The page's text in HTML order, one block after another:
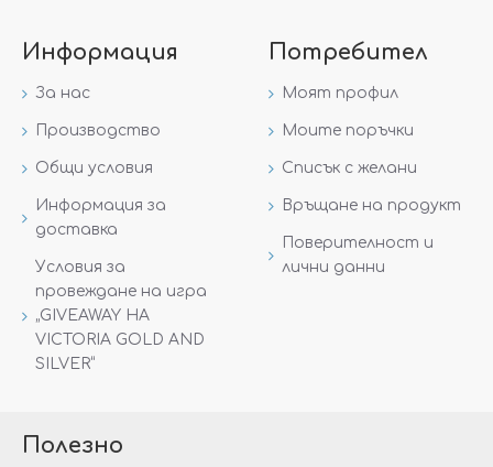
Информация
За нас
Производство
Общи условия
Информация за
доставка
Условия за
провеждане на игра
„GIVEAWAY НА
VICTORIA GOLD AND
SILVER“
Потребител
Моят профил
Моите поръчки
Списък с желани
Връщане на продукт
Поверителност и
лични данни
Полезно